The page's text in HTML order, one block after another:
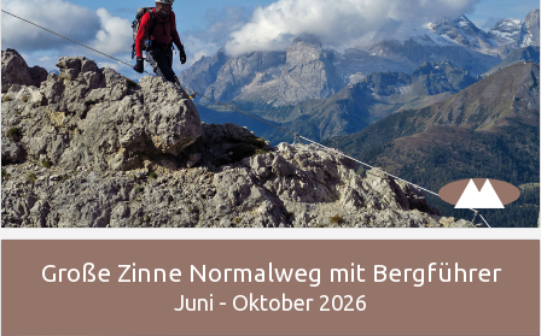
Große Zinne Normalweg mit Bergführer
Juni - Oktober 2026